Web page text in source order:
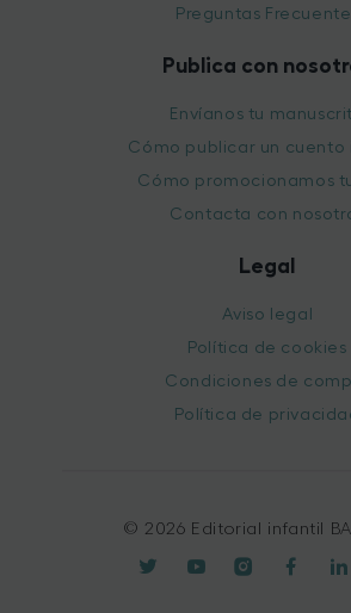
Preguntas
Publica con
Envíanos tu
Cómo publicar un cuento
Cómo promocionamos
Contacta con
Legal
Aviso legal
Política de cookies
Condiciones de
Política de
© 2026 Editorial infantil